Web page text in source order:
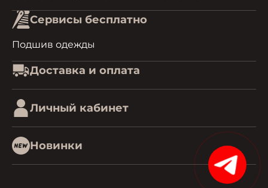
Сервисы бесплатно
Подшив одежды
Доставка и оплата
Личный кабинет
Новинки
15%